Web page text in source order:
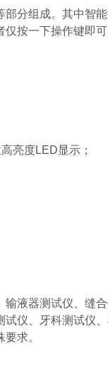
分组成。其中智
按一下操作键即可
亮度LED显示；
液器测试仪、缝
仪、牙科测试仪
求。